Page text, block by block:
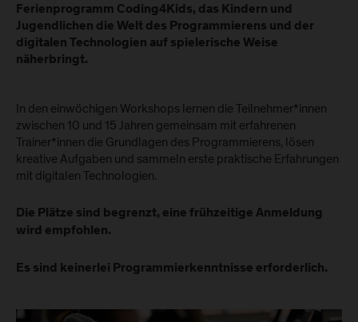
Ferienprogramm Coding4Kids, das Kindern und
Jugendlichen die Welt des Programmierens und der
digitalen Technologien auf spielerische Weise
näherbringt.
In den einwöchigen Workshops lernen die Teilnehmer*innen
zwischen 10 und 15 Jahren gemeinsam mit erfahrenen
Trainer*innen die Grundlagen des Programmierens, lösen
kreative Aufgaben und sammeln erste praktische Erfahrungen
mit digitalen Technologien.
Die Plätze sind begrenzt, eine frühzeitige Anmeldung
wird empfohlen.
Es sind keinerlei Programmierkenntnisse erforderlich.